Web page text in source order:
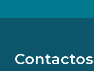
redes
sociais